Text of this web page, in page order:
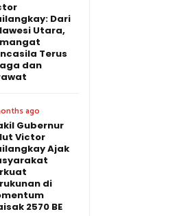
Dari
Utara,
Terus
dan
ago
Gubernur
Victor
Ajak
di
2570 BE